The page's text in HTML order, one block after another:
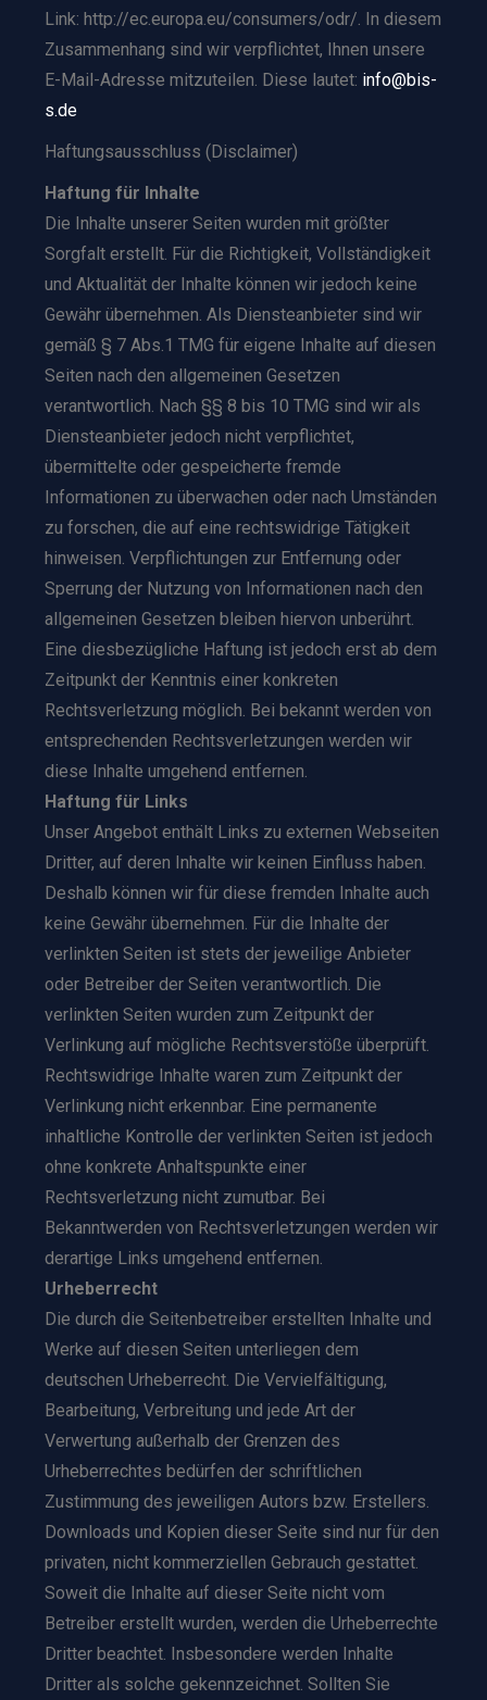
Link: http://ec.europa.eu/consumers/odr/. In diesem
Zusammenhang sind wir verpflichtet, Ihnen unsere
E-Mail-Adresse mitzuteilen. Diese lautet: info@bis-
s.de
Haftungsausschluss (Disclaimer)
Haftung für Inhalte
Die Inhalte unserer Seiten wurden mit größter
Sorgfalt erstellt. Für die Richtigkeit, Vollständigkeit
und Aktualität der Inhalte können wir jedoch keine
Gewähr übernehmen. Als Diensteanbieter sind wir
gemäß § 7 Abs.1 TMG für eigene Inhalte auf diesen
Seiten nach den allgemeinen Gesetzen
verantwortlich. Nach §§ 8 bis 10 TMG sind wir als
Diensteanbieter jedoch nicht verpflichtet,
übermittelte oder gespeicherte fremde
Informationen zu überwachen oder nach Umständen
zu forschen, die auf eine rechtswidrige Tätigkeit
hinweisen. Verpflichtungen zur Entfernung oder
Sperrung der Nutzung von Informationen nach den
allgemeinen Gesetzen bleiben hiervon unberührt.
Eine diesbezügliche Haftung ist jedoch erst ab dem
Zeitpunkt der Kenntnis einer konkreten
Rechtsverletzung möglich. Bei bekannt werden von
entsprechenden Rechtsverletzungen werden wir
diese Inhalte umgehend entfernen.
Haftung für Links
Unser Angebot enthält Links zu externen Webseiten
Dritter, auf deren Inhalte wir keinen Einfluss haben.
Deshalb können wir für diese fremden Inhalte auch
keine Gewähr übernehmen. Für die Inhalte der
verlinkten Seiten ist stets der jeweilige Anbieter
oder Betreiber der Seiten verantwortlich. Die
verlinkten Seiten wurden zum Zeitpunkt der
Verlinkung auf mögliche Rechtsverstöße überprüft.
Rechtswidrige Inhalte waren zum Zeitpunkt der
Verlinkung nicht erkennbar. Eine permanente
inhaltliche Kontrolle der verlinkten Seiten ist jedoch
ohne konkrete Anhaltspunkte einer
Rechtsverletzung nicht zumutbar. Bei
Bekanntwerden von Rechtsverletzungen werden wir
derartige Links umgehend entfernen.
Urheberrecht
Die durch die Seitenbetreiber erstellten Inhalte und
Werke auf diesen Seiten unterliegen dem
deutschen Urheberrecht. Die Vervielfältigung,
Bearbeitung, Verbreitung und jede Art der
Verwertung außerhalb der Grenzen des
Urheberrechtes bedürfen der schriftlichen
Zustimmung des jeweiligen Autors bzw. Erstellers.
Downloads und Kopien dieser Seite sind nur für den
privaten, nicht kommerziellen Gebrauch gestattet.
Soweit die Inhalte auf dieser Seite nicht vom
Betreiber erstellt wurden, werden die Urheberrechte
Dritter beachtet. Insbesondere werden Inhalte
Dritter als solche gekennzeichnet. Sollten Sie